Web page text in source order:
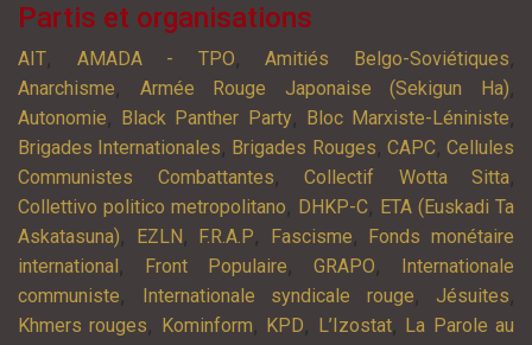
Partis et organisations
AIT, AMADA - TPO,Amitiés Belgo-Soviétiques,
Anarchisme, Armée Rouge Japonaise (Sekigun Ha),
Autonomie, Black Panther Party, Bloc Marxiste-Léniniste,
Brigades Internationales, Brigades Rouges, CAPC,Cellules
Communistes Combattantes, Collectif Wotta Sitta,
Collettivo politico metropolitano, DHKP-C, ETA (Euskadi Ta
Askatasuna), EZLN , F.R.A.P, Fascisme,
Fonds monétaire
international , Front Populaire, GRAPO,
Internationale
communiste, Internationale syndicale rouge, Jésuites,
Khmers rouges, Kominform, KPD, L’Izostat, La Parole au